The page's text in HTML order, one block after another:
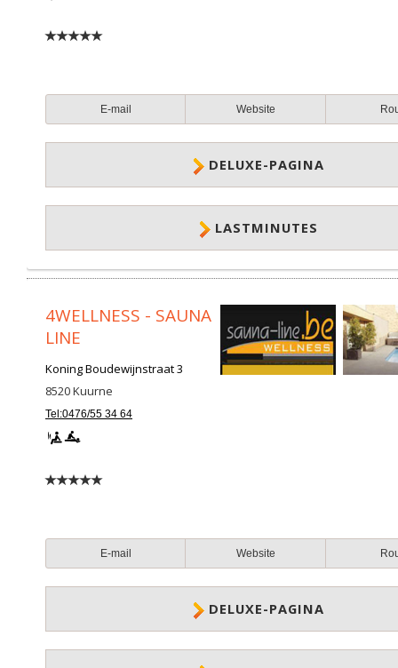
E-mail Website
DELUXE-PAGINA
LASTMINUTES
4WELLNESS - SAUNA
LINE
Koning Boudewijnstraat 3
8520Kuurne
Tel:0476/55 34 64
E-mail Website
DELUXE-PAGINA